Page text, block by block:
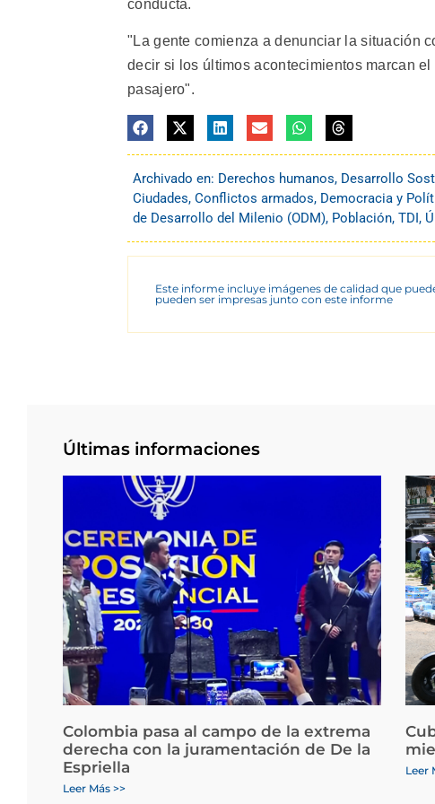
conducta.
"La gente comienza a denunciar la situación
decir si los últimos acontecimientos marcan
pasajero".
Archivado en: Derechos humanos, Desarrollo
Ciudades, Conflictos armados, Democracia y
de Desarrollo del Milenio (ODM), Población, TDI,
Este informe incluye imágenes de calidad que
pueden ser impresas junto con este informe
Últimas informaciones
Colombia pasa al campo de la extrema
derecha con la juramentación de De la
Espriella
Leer Más >>
Leer